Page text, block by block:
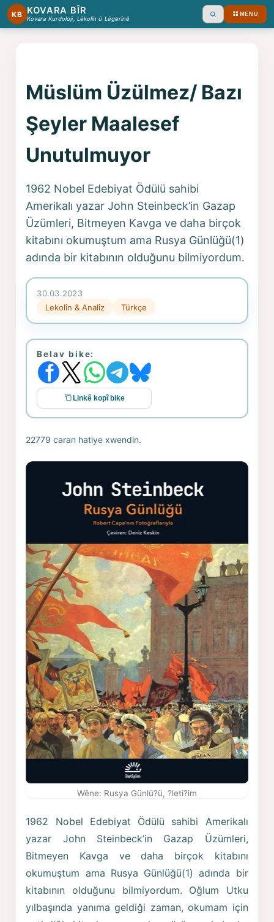
KB KOVARA BÎR
Kovara Kurdoloji, Lêkolîn û Lêgerînê Ara MENU
Müslüm Üzülmez/ Bazı
Şeyler Maalesef
Unutulmuyor
1962 Nobel Edebiyat Ödülü sahibi
Amerikalı yazar John Steinbeck’in Gazap
Üzümleri, Bitmeyen Kavga ve daha birçok
kitabını okumuştum ama Rusya Günlüğü(1)
adında bir kitabının olduğunu bilmiyordum.
30.03.2023
Lekolîn & Analîz
Türkçe
Belav bike:
Linkê kopî bike
22779 caran hatiye xwendin.
Wêne: Rusya Günlü?ü, ?leti?im
1962 Nobel Edebiyat Ödülü sahibi Amerikalı
yazar John Steinbeck’in Gazap Üzümleri,
Bitmeyen Kavga ve daha birçok kitabını
okumuştum ama Rusya Günlüğü(1) adında bir
kitabının olduğunu bilmiyordum. Oğlum Utku
yılbaşında yanıma geldiği zaman, okumam için